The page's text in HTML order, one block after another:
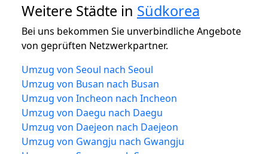
Weitere Städte in Südkorea
Bei uns bekommen Sie unverbindliche Angebote
von geprüften Netzwerkpartner.
Umzug von Seoul nach Seoul
Umzug von Busan nach Busan
Umzug von Incheon nach Incheon
Umzug von Daegu nach Daegu
Umzug von Daejeon nach Daejeon
Umzug von Gwangju nach Gwangju